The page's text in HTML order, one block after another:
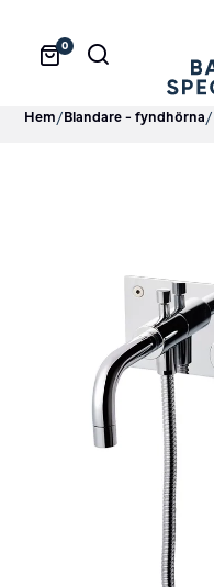
0
Hem/Blandare - fyndhörna/